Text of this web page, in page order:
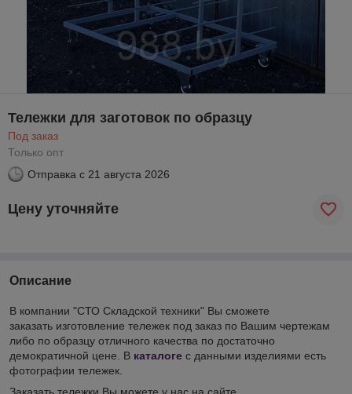
Тележки для заготовок по образцу
Под заказ
Только опт
Отправка с 21 августа 2026
Цену уточняйте
Описание
В компании "СТО Складской техники" Вы сможете
заказать изготовление тележек под заказ по Вашим чертежам
либо по образцу отличного качества по достаточно
демократичной цене. В каталоге с данными изделиями есть
фотографии тележек.
Заказать тележки Вы можете у нас на сайте.